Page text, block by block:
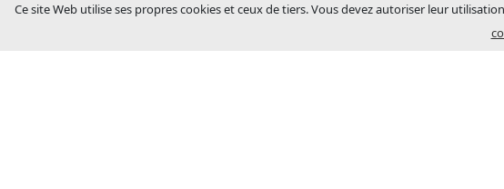
Ce site Web utilise ses propres cookies et ceux de tiers. Vous devez autoriser leur